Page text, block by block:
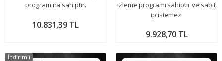
programına sahiptir.
10.831,39 TL
izleme programı sahiptir ve sabit
ip istemez.
9.928,70 TL
İndirimli